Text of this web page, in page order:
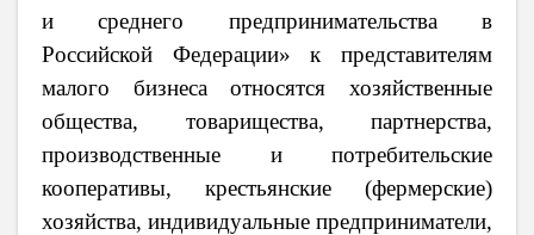
и среднего предпринимательства в
Российской Федерации» к представителям
малого бизнеса относятся хозяйственные
общества, товарищества, партнерства,
производственные и потребительские
кооперативы, крестьянские (фермерские)
хозяйства, индивидуальные предприниматели,